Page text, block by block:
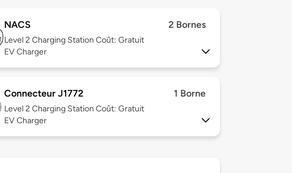
NACS 2 Bornes
Level 2 Charging Station Coût: Gratuit
EV Charger
Connecteur J1772 1 Borne
Level 2 Charging Station Coût: Gratuit
EV Charger